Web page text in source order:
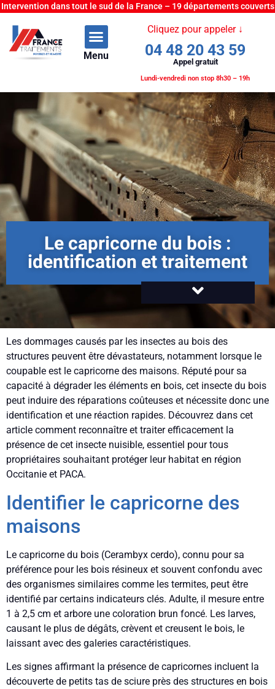
Intervention dans tout le sud de la France – 19 départements couverts
Menu
Cliquez pour appeler ↓
04 48 20 43 59
Appel gratuit
Lundi-vendredi non stop 8h30 – 19h
Le capricorne du bois :
identification et traitement
Les dommages causés par les insectes au bois des
structures peuvent être dévastateurs, notamment lorsque le
coupable est le capricorne des maisons. Réputé pour sa
capacité à dégrader les éléments en bois, cet insecte du bois
peut induire des réparations coûteuses et nécessite donc une
identification et une réaction rapides. Découvrez dans cet
article comment reconnaître et traiter efficacement la
présence de cet insecte nuisible, essentiel pour tous
propriétaires souhaitant protéger leur habitat en région
Occitanie et PACA.
Identifier le capricorne des
maisons
Le capricorne du bois (Cerambyx cerdo), connu pour sa
préférence pour les bois résineux et souvent confondu avec
des organismes similaires comme les termites, peut être
identifié par certains indicateurs clés. Adulte, il mesure entre
1 à 2,5 cm et arbore une coloration brun foncé. Les larves,
causant le plus de dégâts, crèvent et creusent le bois, le
laissant avec des galeries caractéristiques.
Les signes affirmant la présence de capricornes incluent la
découverte de petits tas de sciure près des structures en bois